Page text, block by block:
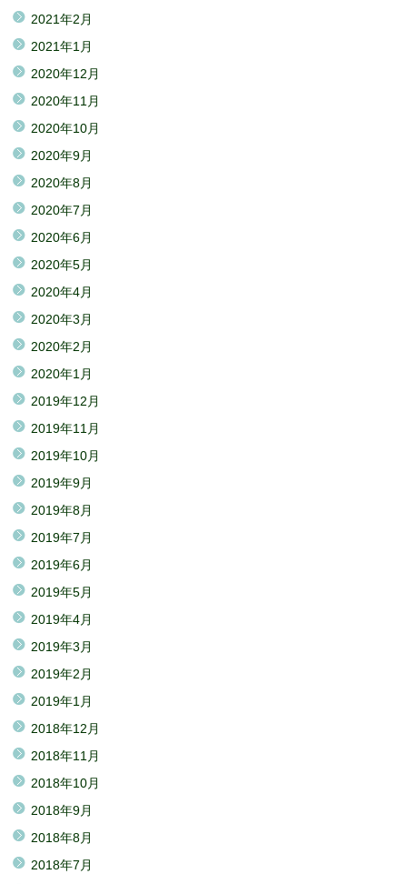
2021年2月
2021年1月
2020年12月
2020年11月
2020年10月
2020年9月
2020年8月
2020年7月
2020年6月
2020年5月
2020年4月
2020年3月
2020年2月
2020年1月
2019年12月
2019年11月
2019年10月
2019年9月
2019年8月
2019年7月
2019年6月
2019年5月
2019年4月
2019年3月
2019年2月
2019年1月
2018年12月
2018年11月
2018年10月
2018年9月
2018年8月
2018年7月